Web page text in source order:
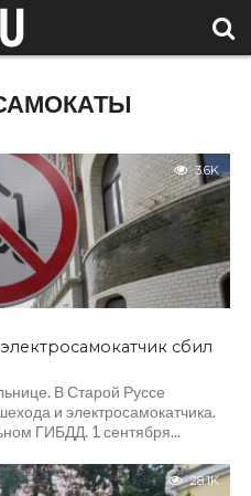
3.6K
сбил
В Старой Руссе
и электросамокатчика.
ГИБДД. 1 сентября...
28.1K